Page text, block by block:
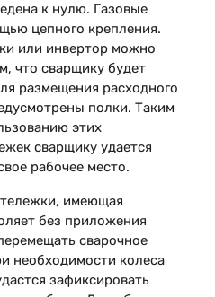
к нулю. Газовые
цепного крепления.
или инвертор можно
что сварщику будет
размещения расходного
полки. Таким
этих
сварщику удается
рабочее место.
имеющая
без приложения
сварочное
необходимости колеса
зафиксировать